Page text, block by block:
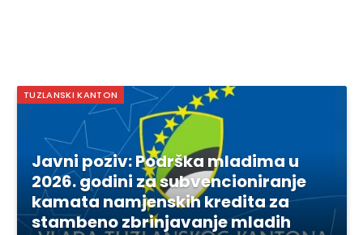
TUZLANSKI KANTON
Javni poziv: Podrška mladima u
2026. godini za subvencioniranje
kamata namjenskih kredita za
stambeno zbrinjavanje mladih